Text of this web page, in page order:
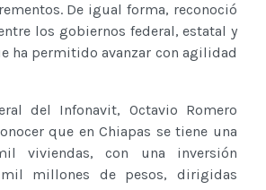
De igual forma, reconoció
los gobiernos federal, estatal y
ha permitido avanzar con agilidad
del Infonavit, Octavio Romero
que en Chiapas se tiene una
viviendas, con una inversión
millones de pesos, dirigidas